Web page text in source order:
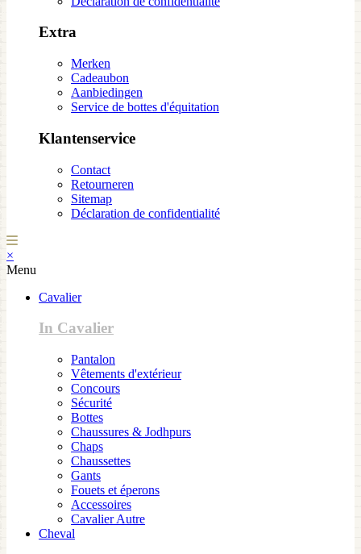
Extra
Merken
Cadeaubon
Aanbiedingen
Service de bottes d'équitation
Klantenservice
Contact
Retourneren
Sitemap
Déclaration de confidentialité
×
Menu
Cavalier
In Cavalier
Pantalon
Vêtements d'extérieur
Concours
Sécurité
Bottes
Chaussures & Jodhpurs
Chaps
Chaussettes
Gants
Fouets et éperons
Accessoires
Cavalier Autre
Cheval